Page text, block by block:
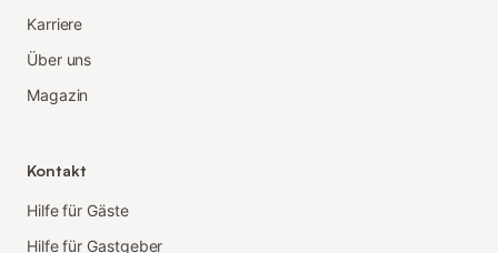
Karriere
Über uns
Magazin
Kontakt
Hilfe für Gäste
Hilfe für Gastgeber